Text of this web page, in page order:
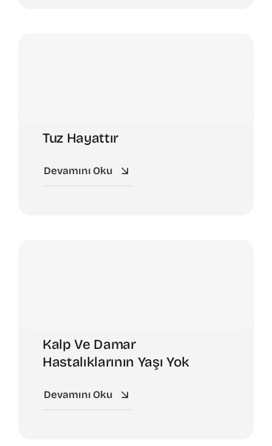
Tuz Hayattır
Devamını Oku
Kalp Ve Damar
Hastalıklarının Yaşı Yok
Devamını Oku